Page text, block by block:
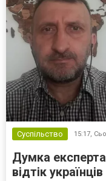
Суспільство 15:17,
Думка
відтік